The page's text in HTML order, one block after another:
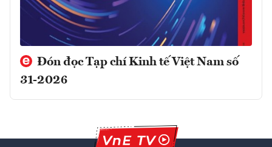
Đón đọc Tạp chí Kinh tế Việt Nam số
31-2026